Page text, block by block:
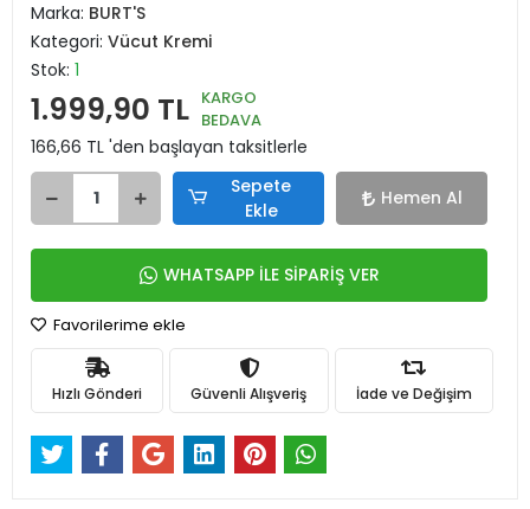
Marka: BURT'S
Kategori: Vücut Kremi
Stok: 1
1.999,90 TL KARGO
BEDAVA
166,66 TL 'den başlayan taksitlerle
Sepete
Ekle
Hemen Al
WHATSAPP İLE SİPARİŞ VER
Favorilerime ekle
Hızlı Gönderi Güvenli Alışveriş İade ve Değişim